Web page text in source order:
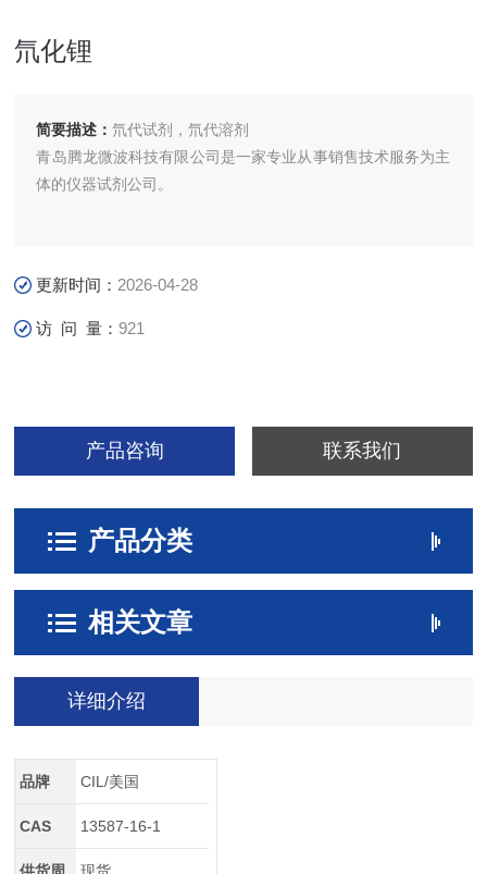
氘化锂
简要描述：氘代试剂，氘代溶剂
青岛腾龙微波科技有限公司是一家专业从事销售技术服务为主
体的仪器试剂公司。
更新时间： 2026-04-28
访 问 量：921
产品咨询 联系我们
产品分类
相关文章
详细介绍
品牌 CIL/美国
CAS 13587-16-1